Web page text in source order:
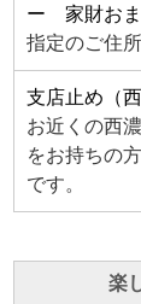
ー 家財おま
指定のご住
支店止め（
お近くの西
をお持ちの
です。
楽